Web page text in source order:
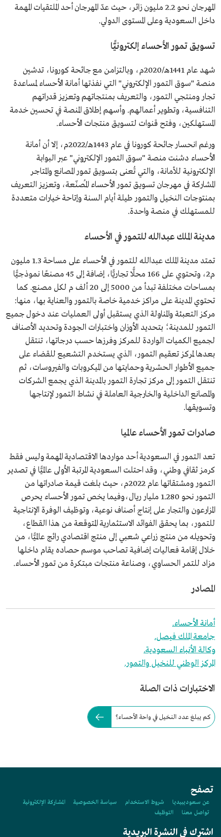
المهرجان نحو 2.2 مليون زائر، حيث عدّ المهرجان أحد الملتقيات المهمة
داخل السعودية وعلى المستوى الدولي.
تسويق تمور الأحساء إلكترونيًّا
شهد عام 1441هـ/2020م، وبالتزامن مع جائحة كورونا، تدشين
منصة "سوق التمور الإلكتروني" التي نفذتها أمانة الأحساء لمساعدة
تجار ومنتجي التمور، والتعريف بمنتجاتهم وتعزيز قدراتهم
التنافسية، وتطوير أعمالهم. وأسهم إطلاق المنصة في تحسين خدمة
المستهلكين، وفتح قنوات لتسويق منتجات الأحساء.
ورغم انحسار جائحة كورونا في عام 1443هـ/2022م، إلا أن أمانة
الأحساء دشنت منصة "سوق التمور الإلكتروني" عبر البوابة
الإلكترونية للأمانة، والتي تُعنى بتسويق تمور المصانع والمتاجر
المشاركة في مهرجان تسويق تمور الأحساء المُصنّعة، وتعزيز التعريف
بمنتوجات النخيل والتمور طيلة أيام السنة وإتاحة خيارات متعددة
للمستهلك في منصة واحدة.
مدينة الملك عبدالله للتمور في الأحساء
تمتد مدينة الملك عبدالله للتمور في الأحساء على مساحة 1.3 مليون
م2، وتحتوي على 166 محلًّا تجاريًّا، إضافة إلى 45 مصنعًا نموذجيًّا
بمساحات مختلفة تبدأ من 5000 إلى 20 ألف م لكل مصنع. كما
تحتوي المدينة على مراكز خدمية خاصة بالتمور والعناية بها، منها:
مركز التعبئة والمناولة الذي يستقبل أولى العمليات عند دخول جميع
التمور للمدينة؛ بتحديد الأوزان واختبارات الجودة وتحديد الأصناف
لجميع الكميات الواردة للمركز وفرزها حسب درجاتها، تنتقل
بعدها لمركز تعقيم التمور، الذي يستخدم التشعيع للقضاء على
جميع الأطوار الحشرية وحمايتها من الميكروبات والفيروسات، ثم
تنتقل التمور إلى مركز تجارة التمور بالمدينة الذي يجمع الشركات
والمصانع الداخلية والخارجية العاملة في نشاط التمور لإنتاجها
وتسويقها.
صادرات تمور الأحساء عالميا
تعد التمور في السعودية أحد مواردها الاقتصادية المهمة وليس فقط
كرمز ثقافي وطني، وقد احتلت السعودية المرتبة الأولى عالميًّا في تصدير
التمور ومشتقاتها عام 2022م، حيث بلغت قيمة صادراتها من
التمور نحو 1.280 مليار ريال،وفيما يخص تمور الأحساء يحرص
المزارعون والتجار على إنتاج أصناف نوعية، وتوظيف الوفرة الإنتاجية
للتمور، بما يحقق الفوائد الاستثمارية المتوقعة من هذا القطاع،
وتحويله من منتج زراعي شعبي إلى منتج اقتصادي رائج عالميًّا، من
خلال إقامة فعاليات إضافية تصاحب موسم حصاده يقام داخلها
مزاد للتمر الحساوي، وصناعة منتجات مبتكرة من تمور الأحساء.
المصادر
أمانة الأحساء.
جامعة الملك فيصل.
وكالة الأنباء السعودية.
المركز الوطني للنخيل والتمور.
الاختبارات ذات الصلة
كم يبلغ عدد النخيل في واحة الأحساء؟
تصفح
عن سعوديبيديا شروط الاستخدام سياسة الخصوصية
المشاركة الإلكترونية
تواصل معنا
التوظيف
اشترك في النشرة البريدية